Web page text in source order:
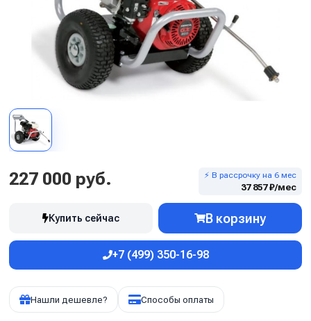
227 000 руб. ⚡ В рассрочку на 6 мес
37 857 ₽/мес
Купить сейчас В корзину
+7 (499) 350-16-98
Нашли дешевле? Способы оплаты